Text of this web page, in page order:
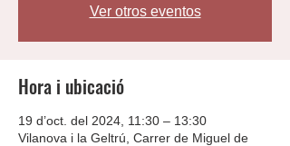
Ver otros eventos
Hora i ubicació
19 d’oct. del 2024, 11:30 – 13:30
Vilanova i la Geltrú, Carrer de Miguel de